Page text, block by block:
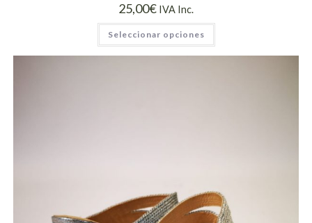
25,00€ IVA Inc.
Seleccionar opciones